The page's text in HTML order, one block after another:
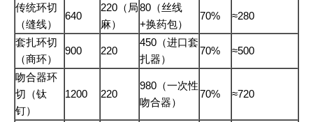
传统环切
（缝线）
640
220（局
麻）
80（丝线
+换药包）
70% ≈280
套扎环切
（商环）
900 220
450（进口套
扎器）
70% ≈500
吻合器环
切（钛
钉）
1200 220
980（一次性
吻合器）
70% ≈720